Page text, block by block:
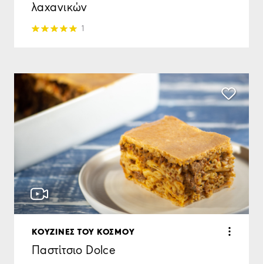
λαχανικών
1
KΟΥΖΙΝΕΣ ΤΟΥ ΚΟΣΜΟΥ
Παστίτσιο Dolce